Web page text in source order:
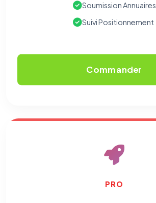
Soumission Annuaires
Suivi Positionnement
Commander
PRO